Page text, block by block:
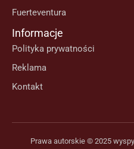
Fuerteventura
Informacje
Polityka prywatności
Reklama
Kontakt
Prawa autorskie © 2025